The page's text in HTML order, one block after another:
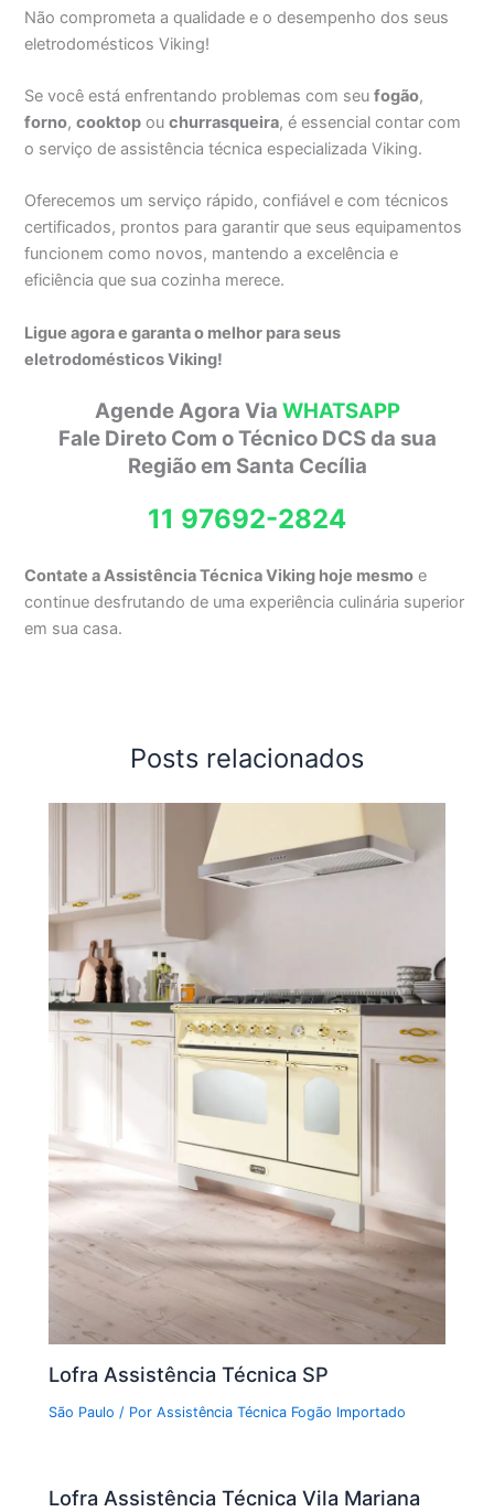
Não comprometa a qualidade e o desempenho dos seus
eletrodomésticos Viking!
Se você está enfrentando problemas com seufogão,
forno,cooktop ouchurrasqueira, é essencial contar com
o serviço de assistência técnica especializada Viking.
Oferecemos um serviço rápido, confiável e com técnicos
certificados, prontos para garantir que seus equipamentos
funcionem como novos, mantendo a excelência e
eficiência que sua cozinha merece.
Ligue agora e garanta o melhor para seus
eletrodomésticos Viking!
Agende Agora Via WHATSAPP
Fale Direto Com o Técnico DCS da sua
Região em Santa Cecília
11 97692-2824
Contate a Assistência Técnica Viking hoje mesmo e
continue desfrutando de uma experiência culinária superior
em sua casa.
Posts relacionados
Lofra Assistência Técnica SP
São Paulo / PorAssistência Técnica Fogão Importado
Lofra Assistência Técnica Vila Mariana